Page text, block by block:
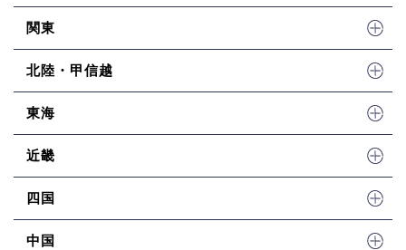
関東
北陸・甲信越
東海
近畿
四国
中国